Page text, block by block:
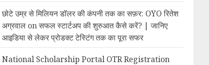
छोटे उम्र से मिलियन डॉलर की कंपनी तक का सफ़र: OYO रितेश
अग्रवाल onसफल स्टार्टअप की शुरुआत कैसे करें? | जानिए
आइडिया से लेकर प्रोडक्ट टेस्टिंग तक का पूरा सफर
National Scholarship Portal OTR Registration